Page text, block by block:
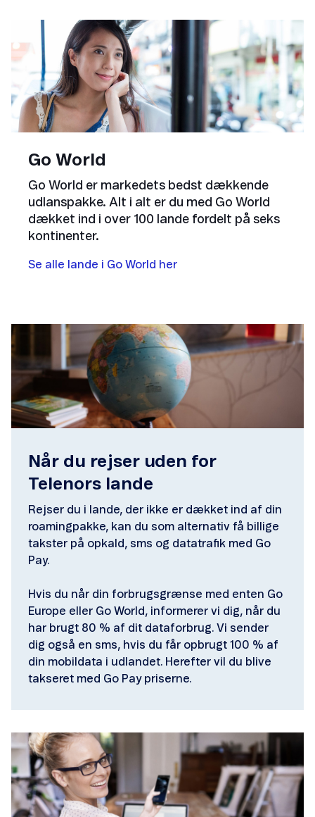
Go World
Go World er markedets bedst dækkende
udlanspakke. Alt i alt er du med Go World
dækket ind i over 100 lande fordelt på seks
kontinenter.
Se alle lande i Go World her
Når du rejser uden for
Telenors lande
Rejser du i lande, der ikke er dækket ind af din
roamingpakke, kan du som alternativ få billige
takster på opkald, sms og datatrafik med Go
Pay.
Hvis du når din forbrugsgrænse med enten Go
Europe eller Go World, informerer vi dig, når du
har brugt 80 % af dit dataforbrug. Vi sender
dig også en sms, hvis du får opbrugt 100 % af
din mobildata i udlandet. Herefter vil du blive
takseret med Go Pay priserne.